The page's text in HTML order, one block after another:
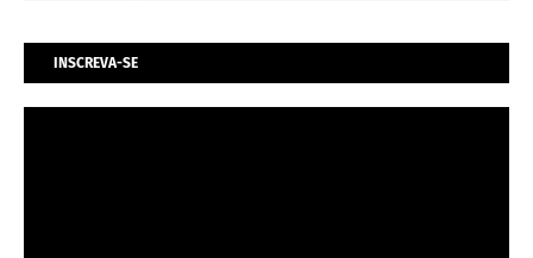
INSCREVA-SE